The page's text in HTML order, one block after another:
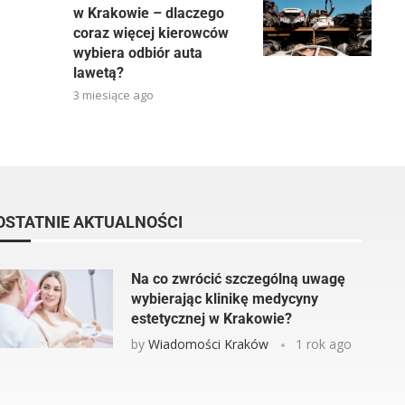
w Krakowie – dlaczego
coraz więcej kierowców
wybiera odbiór auta
lawetą?
3 miesiące ago
AKTUALNOŚCI
Na co zwrócić szczególną uwagę
wybierając klinikę medycyny
estetycznej w Krakowie?
by Wiadomości Kraków 1 rok ago